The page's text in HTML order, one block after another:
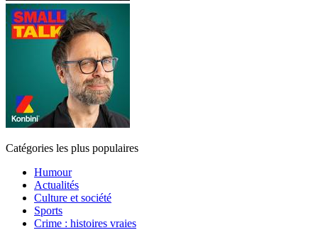
Catégories les plus populaires
Humour
Actualités
Culture et société
Sports
Crime : histoires vraies